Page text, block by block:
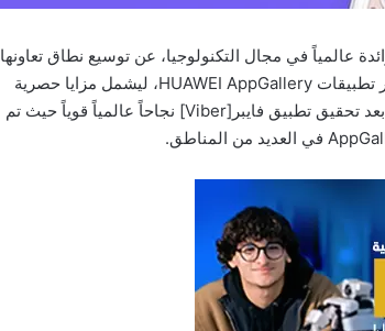
عالمياً في مجال التكنولوجيا، عن توسيع نطاق تعاونها
التجاري طويل الأمد مع تطبيق فايبر [Viber] عبر متجر تطبيقات HUAWEI AppGallery، ليشمل مزايا حصرية
جديدة على التطبيق لمستخدمي أجهزة هواوي، وذلك بعد تحقيق تطبيق فايبر[Viber] نجاحاً عالمياً قوياً حيث تم